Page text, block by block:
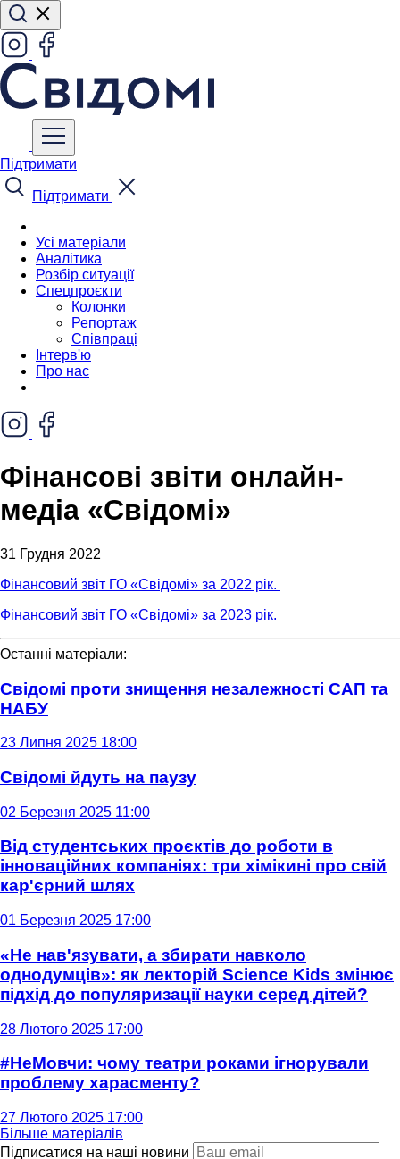
Підтримати
Підтримати
Усі матеріали
Аналітика
Розбір ситуації
Спецпроєкти
Колонки
Репортаж
Співпраці
Інтерв'ю
Про нас
Фінансові звіти онлайн-
медіа «Свідомі»
31 Грудня 2022
Фінансовий звіт ГО «Свідомі» за 2022 рік.
Фінансовий звіт ГО «Свідомі» за 2023 рік.
Останні матеріали:
Свідомі проти знищення незалежності САП та
НАБУ
23 Липня 2025 18:00
Свідомі йдуть на паузу
02 Березня 2025 11:00
Від студентських проєктів до роботи в
інноваційних компаніях: три хімікині про свій
кар'єрний шлях
01 Березня 2025 17:00
«Не нав'язувати, а збирати навколо
однодумців»: як лекторій Science Kids змінює
підхід до популяризації науки серед дітей?
28 Лютого 2025 17:00
#НеМовчи: чому театри роками ігнорували
проблему харасменту?
27 Лютого 2025 17:00
Більше матеріалів
Підписатися на наші новини